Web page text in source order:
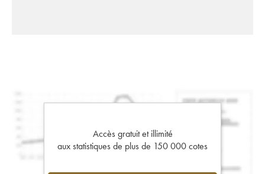
Accès gratuit et illimité
aux statistiques de plus de 150 000 cotes